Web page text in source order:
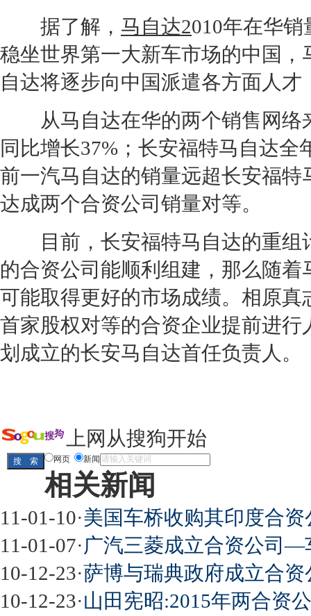
据了解， 马自达2010年在华销
稳坐世界第一大新车市场的中国，
自达将逐步向中国派遣各方面人
从马自达在华的两个销售网络
同比增长37%； 长安福特马自达全
前一汽马自达的销量远超长安福特
达成两个合资公司 销量对等。
目前， 长安福特马自达的重组
的合资公司能顺利组建，那么随着
可能取得更好的市场成绩。相原真
首家股权对等的合资企业提前进
划成立的长安马自达首任负责人。
上网从搜狗开始
网页 新闻
相关新闻
11-01-10·美国车桥收购其印度合
11-01-07·广汽三菱成立合资公司—
10-12-23·萨博与瑞典政府成立合
10-12-23·山田宪昭:2015年两合资